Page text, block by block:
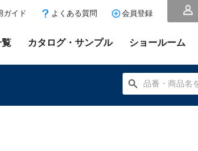
ガイド よくある質問 会員登録
覧 カタログ・サンプル ショールーム